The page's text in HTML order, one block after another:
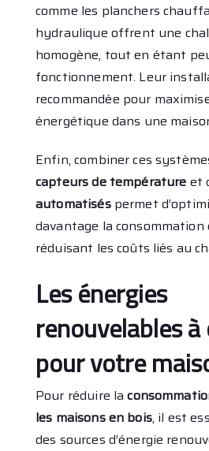
comme les planchers
hydraulique offrent une
homogène, tout en étant
fonctionnement. Leur
recommandée pour
énergétique dans une
Enfin, combiner ces
capteurs de température et
automatiséspermet
davantage la consommation
réduisant les coûts liés au
Les énergies
renouvelables
pour votre
Pour réduire la
les maisons en bois, il est
des sources d’énergie